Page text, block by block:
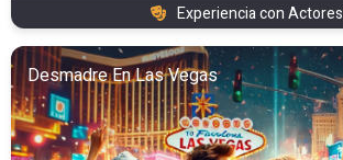
Experiencia con Actores
Desmadre En Las Vegas